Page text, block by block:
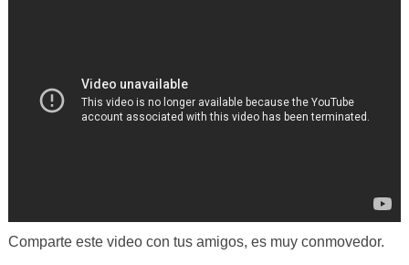
Comparte este video con tus amigos, es muy conmovedor.